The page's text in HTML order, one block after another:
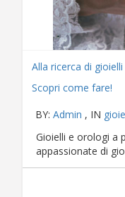
Alla ricerca di
Scopri come fare!
BY: Admin , IN
Gioielli e orologi a
appassionate di